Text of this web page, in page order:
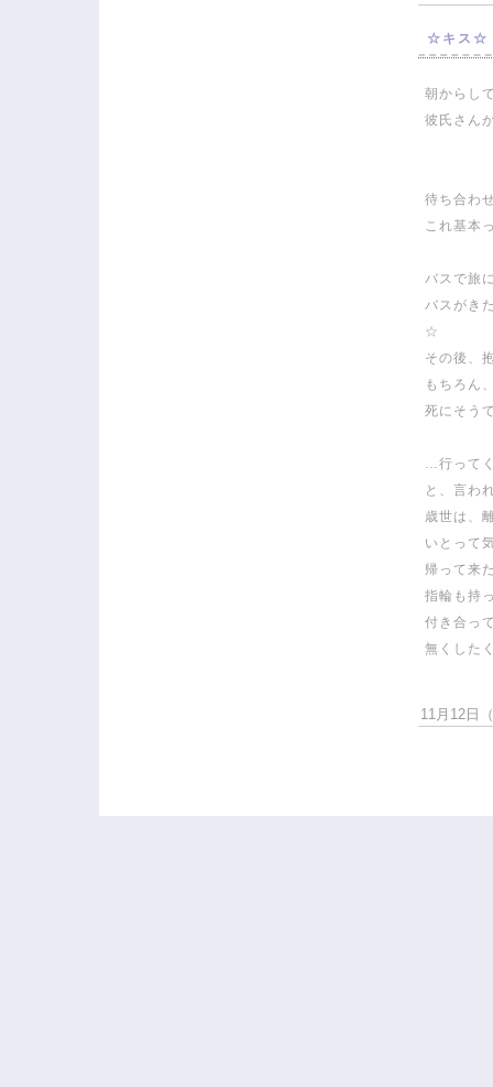
☆キス☆
朝からし
彼氏さん
待ち合わ
これ基本
バスで旅
バスがき
☆
その後、
もちろん
死にそう
…行って
と、言わ
歳世は、
いとって
帰って来
指輪も持
付き合っ
無くした
11月12日